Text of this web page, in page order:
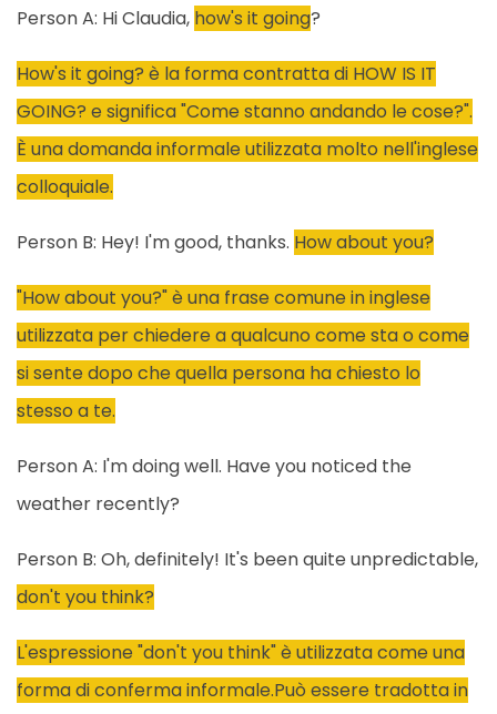
Person A: Hi Claudia, how's it going?
How's it going? è la forma contratta di HOW IS IT
GOING? e significa "Come stanno andando le cose?".
È una domanda informale utilizzata molto nell'inglese
colloquiale.
Person B: Hey! I'm good, thanks. How about you?
"How about you?" è una frase comune in inglese
utilizzata per chiedere a qualcuno come sta o come
si sente dopo che quella persona ha chiesto lo
stesso a te.
Person A: I'm doing well. Have you noticed the
weather recently?
Person B: Oh, definitely! It's been quite unpredictable,
don't you think?
L'espressione "don't you think" è utilizzata come una
forma di conferma informale.Può essere tradotta in